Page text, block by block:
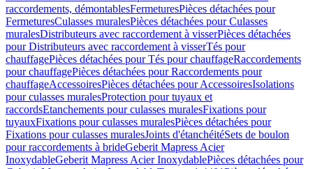
raccordements, démontablesFermeturesPièces détachées pour
FermeturesCulasses muralesPièces détachées pour Culasses
muralesDistributeurs avec raccordement à visserPièces détachées
pour Distributeurs avec raccordement à visserTés pour
chauffagePièces détachées pour Tés pour chauffageRaccordements
pour chauffagePièces détachées pour Raccordements pour
chauffageAccessoiresPièces détachées pour AccessoiresIsolations
pour culasses muralesProtection pour tuyaux et
raccordsEtanchements pour culasses muralesFixations pour
tuyauxFixations pour culasses muralesPièces détachées pour
Fixations pour culasses muralesJoints d'étanchéitéSets de boulon
pour raccordements à brideGeberit Mapress Acier
InoxydableGeberit Mapress Acier InoxydablePièces détachées pour